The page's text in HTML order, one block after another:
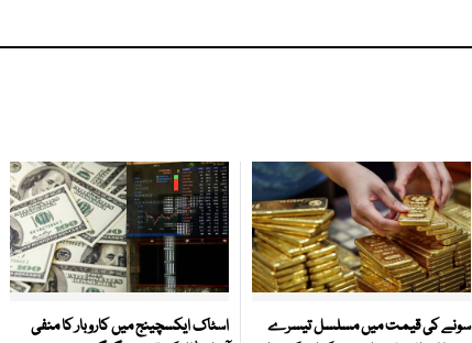
سونے کی قیمت میں مسلسل تیسرے
اسٹاک ایکسچینج میں کاروبار کا منفی